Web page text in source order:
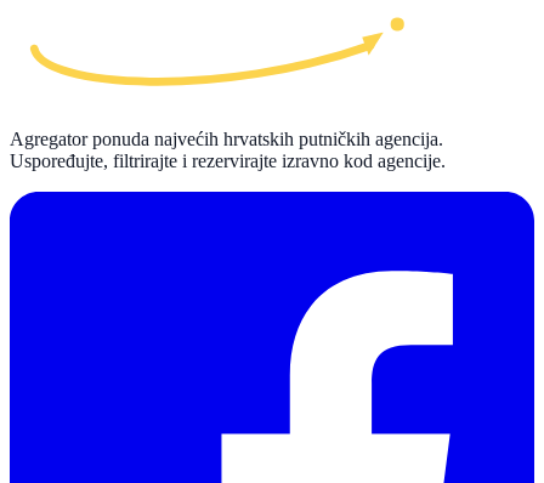
Agregator ponuda najvećih hrvatskih putničkih agencija.
Uspoređujte, filtrirajte i rezervirajte izravno kod agencije.